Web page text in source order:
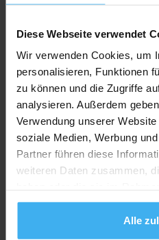
Diese Webseite verwendet
Wir verwenden Cookies, um
personalisieren, Funktionen
zu können und die Zugriffe
analysieren. Außerdem
Verwendung unserer
soziale Medien, Werbung
Partner führen diese
weiteren Daten zusammen,
gesammelt haben.
Alle
CONTAINERDIENST
Containerdienst Meier
Noch keine Bewertung
Im Gewerbegebiet 13, 85119
Jetzt